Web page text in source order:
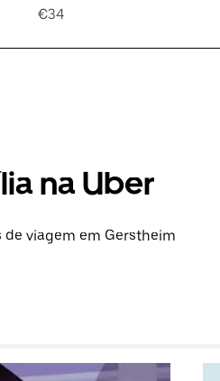
€34
na Uber
de viagem em Gerstheim